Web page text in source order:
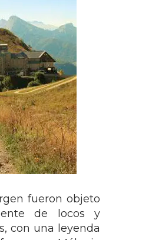
fueron objeto
de locos y
con una leyenda